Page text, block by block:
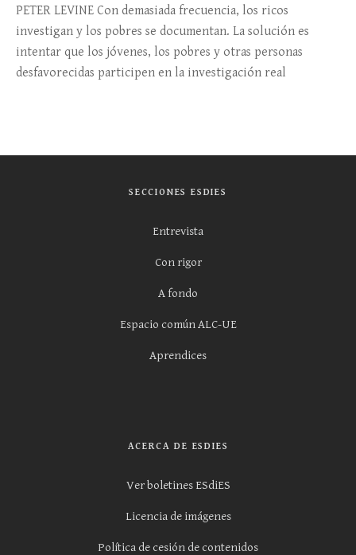
PETER LEVINE Con demasiada frecuencia, los ricos
investigan y los pobres se documentan. La solución es
intentar que los jóvenes, los pobres y otras personas
desfavorecidas participen en la investigación real
SECCIONES ESDIES
Entrevista
Con rigor
A fondo
Espacio común ALC-UE
Aprendices
ACERCA DE ESDIES
Ver boletines ESdiES
Licencia de imágenes
Política de cesión de contenidos